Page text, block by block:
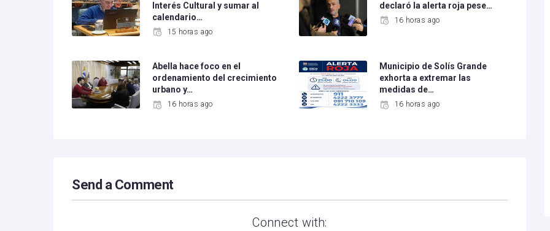
Interés Cultural y sumar al
calendario…
15 horas ago
declaró la alerta roja pese…
16 horas ago
Abella hace foco en el
ordenamiento del crecimiento
urbano y…
16 horas ago
Municipio de Solís Grande
exhorta a extremar las
medidas de…
16 horas ago
Send a Comment
Connect with: